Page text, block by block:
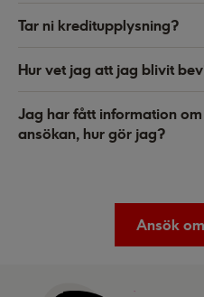
Tar ni kreditupplysning?
Hur vet jag att jag blivit
Jag har fått information
ansökan, hur gör jag?
Ansök